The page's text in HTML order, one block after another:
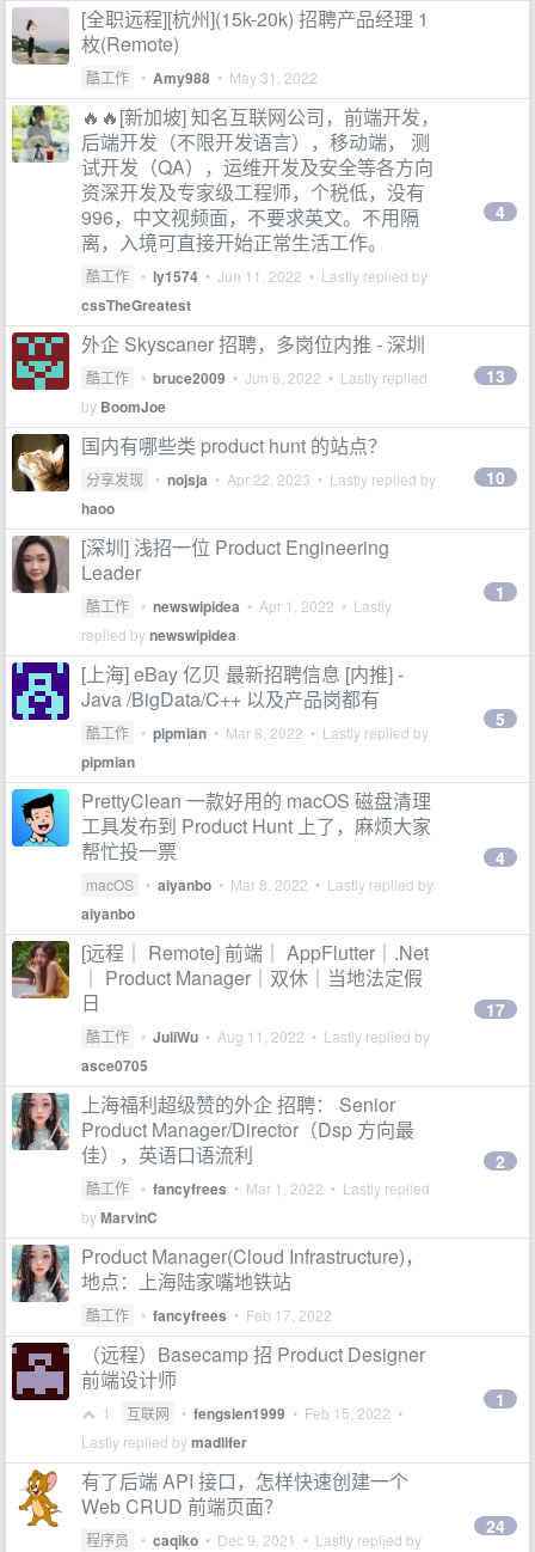
[全职远程][杭州](15k-20k) 招聘产品经理 1
枚(Remote)
酷工作 • Amy988 • May 31, 2022
🔥🔥[新加坡] 知名互联网公司，前端开发，
后端开发（不限开发语言），移动端， 测
试开发（QA），运维开发及安全等各方向
资深开发及专家级工程师，个税低，没有
996，中文视频面，不要求英文。不用隔
离，入境可直接开始正常生活工作。
酷工作 • ly1574 • Jun 11, 2022 • Lastly replied by
cssTheGreatest
4
外企 Skyscaner 招聘，多岗位内推 - 深圳
酷工作 • bruce2009 • Jun 6, 2022 • Lastly replied
by BoomJoe
13
国内有哪些类 product hunt 的站点？
分享发现 • nojsja • Apr 22, 2023 • Lastly replied by
haoo
10
[深圳] 浅招一位 Product Engineering
Leader
酷工作 • newswipidea • Apr 1, 2022 • Lastly
replied bynewswipidea
1
[上海] eBay 亿贝 最新招聘信息 [内推] -
Java /BigData/C++ 以及产品岗都有
酷工作 • pipmian • Mar 8, 2022 • Lastly replied by
pipmian
5
PrettyClean 一款好用的 macOS 磁盘清理
工具发布到 Product Hunt 上了，麻烦大家
帮忙投一票
macOS • aiyanbo • Mar 8, 2022 • Lastly replied by
aiyanbo
4
[远程｜ Remote] 前端｜ AppFlutter｜.Net
｜ Product Manager｜双休｜当地法定假
日
酷工作 • JuliWu • Aug 11, 2022 • Lastly replied by
asce0705
17
上海福利超级赞的外企 招聘： Senior
Product Manager/Director（Dsp 方向最
佳），英语口语流利
酷工作 • fancyfrees • Mar 1, 2022 • Lastly replied
byMarvinC
2
Product Manager(Cloud Infrastructure)，
地点：上海陆家嘴地铁站
酷工作 • fancyfrees • Feb 17, 2022
（远程）Basecamp 招 Product Designer
前端设计师
1 互联网 • fengsien1999 • Feb 15, 2022 •
Lastly replied bymadlifer
1
有了后端 API 接口，怎样快速创建一个
Web CRUD 前端页面？
程序员 • caqiko • Dec 9, 2021 • Lastly replied by
24